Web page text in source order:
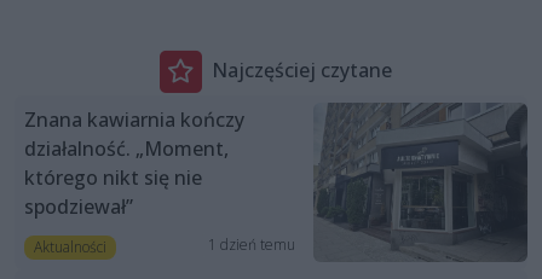
Najczęściej czytane
Znana kawiarnia kończy
działalność. „Moment,
którego nikt się nie
spodziewał”
Aktualności 1 dzień temu